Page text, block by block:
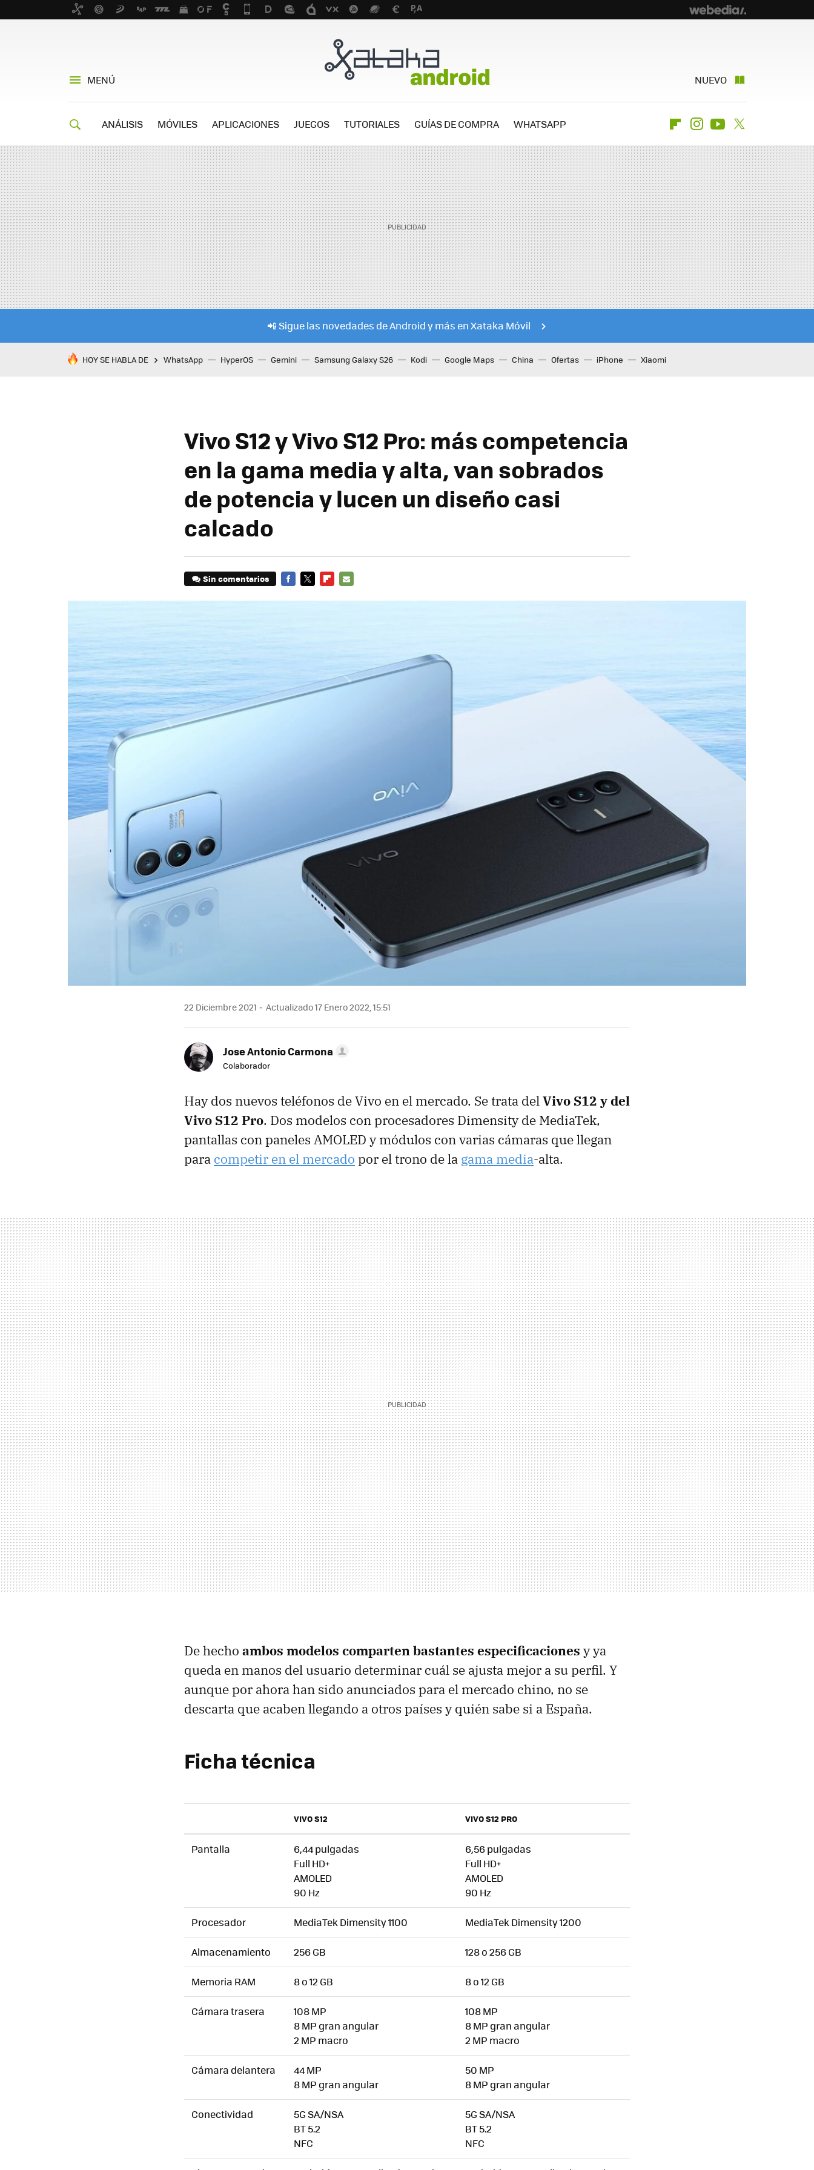
MENÚ NUEVO
ANÁLISIS MÓVILES APLICACIONES JUEGOS TUTORIALES GUÍAS DE COMPRA WHATSAPP FlipboardInstagramYoutube
📲 Sigue las novedades de Android y más en Xataka Móvil
HOY SE HABLA DE WhatsApp HyperOS Gemini Samsung Galaxy S26 Kodi Google Maps China Ofertas iPhone Xiaomi
Vivo S12 y Vivo S12 Pro: más competencia
en la gama media y alta, van sobrados
de potencia y lucen un diseño casi
calcado
Sin comentarios
22 Diciembre 2021 Actualizado 17 Enero 2022, 15:51
Jose Antonio Carmona
Colaborador
Hay dos nuevos teléfonos de Vivo en el mercado. Se trata del Vivo S12 y del
Vivo S12 Pro. Dos modelos con procesadores Dimensity de MediaTek,
pantallas con paneles AMOLED y módulos con varias cámaras que llegan
para competir en el mercado por el trono de la gama media-alta.
De hecho ambos modelos comparten bastantes especificaciones y ya
queda en manos del usuario determinar cuál se ajusta mejor a su perfil. Y
aunque por ahora han sido anunciados para el mercado chino, no se
descarta que acaben llegando a otros países y quién sabe si a España.
Ficha técnica
VIVO S12 VIVO S12 PRO
Pantalla
6,44 pulgadas
Full HD+
AMOLED
90 Hz
6,56 pulgadas
Full HD+
AMOLED
90 Hz
Procesador MediaTek Dimensity 1100 MediaTek Dimensity 1200
Almacenamiento 256 GB 128 o 256 GB
Memoria RAM 8 o 12 GB 8 o 12 GB
Cámara trasera
108 MP
8 MP gran angular
2 MP macro
108 MP
8 MP gran angular
2 MP macro
Cámara delantera
44 MP
8 MP gran angular
50 MP
8 MP gran angular
Conectividad
5G SA/NSA
BT 5.2
NFC
5G SA/NSA
BT 5.2
NFC